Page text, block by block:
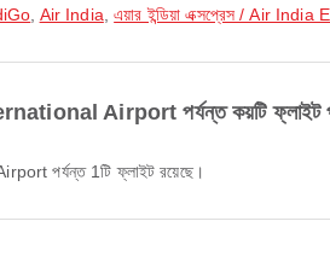
Air India ,এয়ার ইন্ডিয়া এক্সপ্রেস / Air India
Airport পর্যন্ত কয়টি ফ্লাইট
পর্যন্ত 1টি ফ্লাইট রয়েছে।